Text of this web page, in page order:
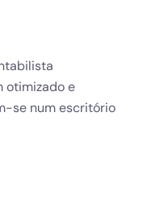
otimizado e
se num escritório